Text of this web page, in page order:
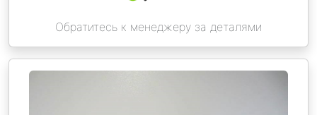
Обратитесь к менеджеру за деталями